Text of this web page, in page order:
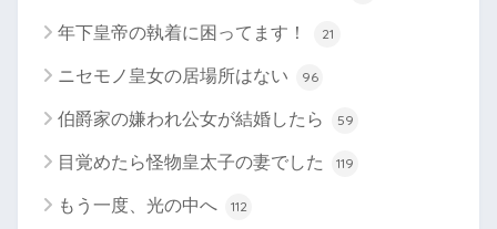
年下皇帝の執着に困ってます！ 21
ニセモノ皇女の居場所はない 96
伯爵家の嫌われ公女が結婚したら 59
目覚めたら怪物皇太子の妻でした 119
もう一度、光の中へ 112